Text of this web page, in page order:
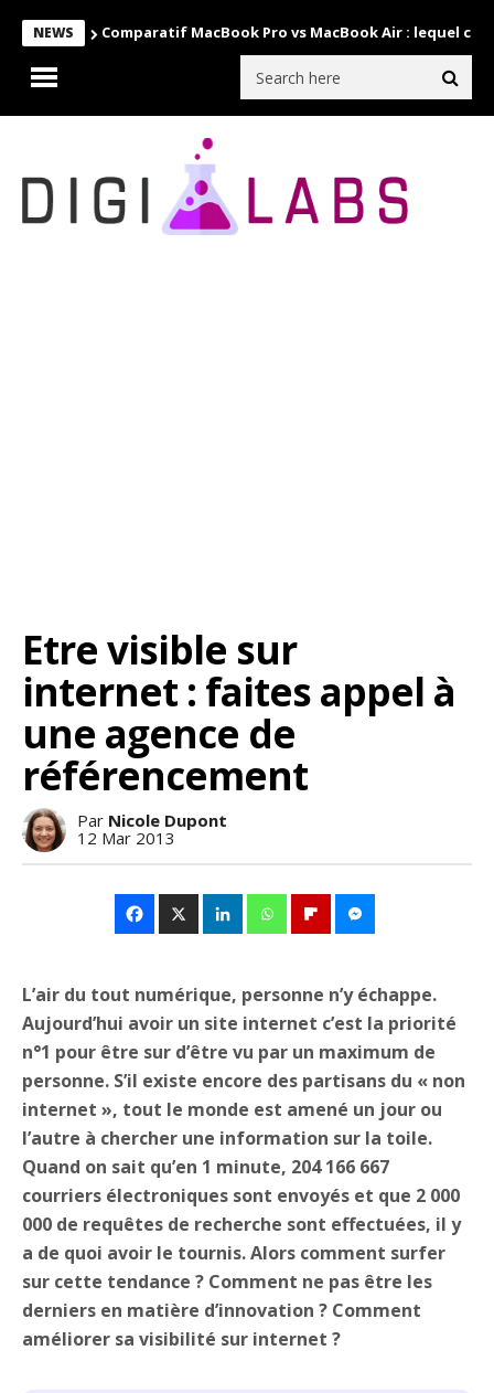
NEWS Comparatif MacBook Pro vs MacBook Air : lequel
Etre visible sur
internet : faites appel à
une agence de
référencement
Par Nicole Dupont
12 Mar 2013
L’air du tout numérique, personne n’y échappe.
Aujourd’hui avoir un site internet c’est la priorité
n°1 pour être sur d’être vu par un maximum de
personne. S’il existe encore des partisans du « non
internet », tout le monde est amené un jour ou
l’autre à chercher une information sur la toile.
Quand on sait qu’en 1 minute, 204 166 667
courriers électroniques sont envoyés et que 2 000
000 de requêtes de recherche sont effectuées, il y
a de quoi avoir le tournis. Alors comment surfer
sur cette tendance ? Comment ne pas être les
derniers en matière d’innovation ? Comment
améliorer sa visibilité sur internet ?